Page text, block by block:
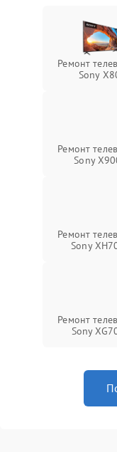
Ремонт
Sony
Ремонт
Sony
Ремонт
Sony
Ремонт
Sony